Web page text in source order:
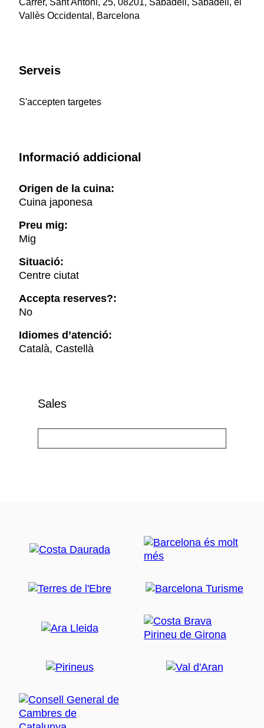
Carrer, Sant Antoni, 25, 08201, Sabadell, Sabadell, el
Vallès Occidental, Barcelona
Serveis
S'accepten targetes
Informació addicional
Origen de la cuina:
Cuina japonesa
Preu mig:
Mig
Situació:
Centre ciutat
Accepta reserves?:
No
Idiomes d’atenció:
Català, Castellà
Sales